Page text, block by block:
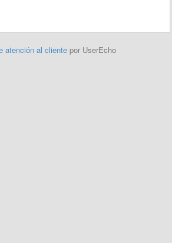
atención al cliente por UserEcho